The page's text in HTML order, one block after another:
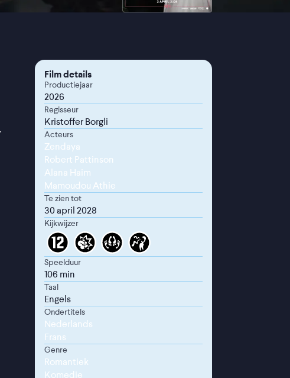
Film details
Productiejaar
2026
Regisseur
Kristoffer Borgli
Acteurs
Zendaya
Robert Pattinson
Alana Haim
Mamoudou Athie
Te zien tot
30 april 2028
Kijkwijzer
Speelduur
106 min
Taal
Engels
Ondertitels
Nederlands
Frans
Genre
Romantiek
Komedie